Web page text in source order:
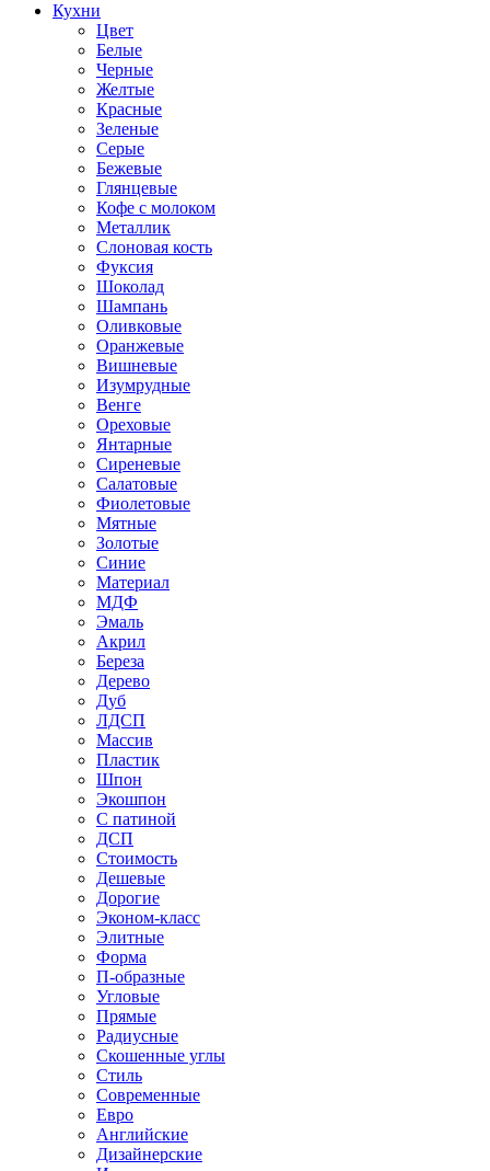
Кухни
Цвет
Белые
Черные
Желтые
Красные
Зеленые
Серые
Бежевые
Глянцевые
Кофе с молоком
Металлик
Слоновая кость
Фуксия
Шоколад
Шампань
Оливковые
Оранжевые
Вишневые
Изумрудные
Венге
Ореховые
Янтарные
Сиреневые
Салатовые
Фиолетовые
Мятные
Золотые
Синие
Материал
МДФ
Эмаль
Акрил
Береза
Дерево
Дуб
ЛДСП
Массив
Пластик
Шпон
Экошпон
С патиной
ДСП
Стоимость
Дешевые
Дорогие
Эконом-класс
Элитные
Форма
П-образные
Угловые
Прямые
Радиусные
Скошенные углы
Стиль
Современные
Евро
Английские
Дизайнерские